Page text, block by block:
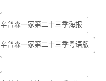
辛普森一家第二十三季海报
辛普森一家第二十三季粤语版